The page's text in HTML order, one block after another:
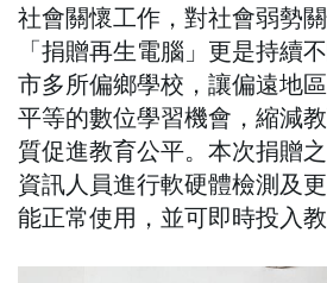
社會關懷工作，對社會弱勢
「捐贈再生電腦」更是持續
市多所偏鄉學校，讓偏遠地
平等的數位學習機會，縮減
質促進教育公平。本次捐贈
資訊人員進行軟硬體檢測及
能正常使用，並可即時投入教